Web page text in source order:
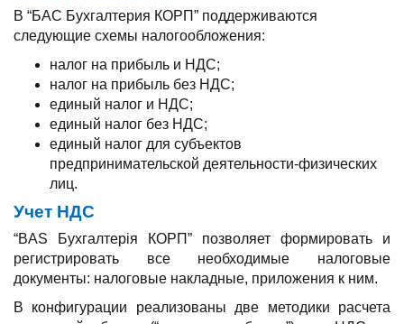
В “БАС Бухгалтерия КОРП” поддерживаются
следующие схемы налогообложения:
налог на прибыль и НДС;
налог на прибыль без НДС;
единый налог и НДС;
единый налог без НДС;
единый налог для субъектов
предпринимательской деятельности-физических
лиц.
Учет НДС
“BAS Бухгалтерія КОРП” позволяет формировать и
регистрировать все необходимые налоговые
документы: налоговые накладные, приложения к ним.
В конфигурации реализованы две методики расчета